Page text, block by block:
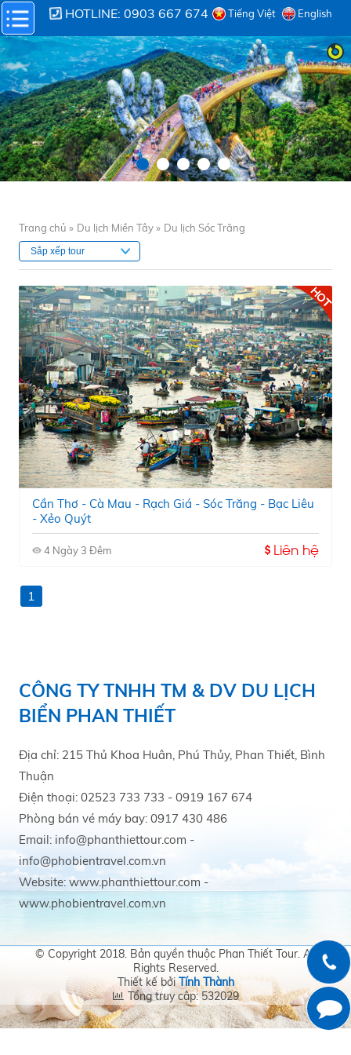
Tiếng Việt English
HOTLINE: 0903 667 674
Trang chủ » Du lịch Miền Tây » Du lịch Sóc Trăng
Cần Thơ - Cà Mau - Rạch Giá - Sóc Trăng - Bạc Liêu
- Xẻo Quýt
4 Ngày 3 Đêm Liên hệ
1
CÔNG TY TNHH TM & DV DU LỊCH
BIỂN PHAN THIẾT
Địa chỉ: 215 Thủ Khoa Huân, Phú Thủy, Phan Thiết, Bình
Thuận
Điện thoại: 02523 733 733 - 0919 167 674
Phòng bán vé máy bay: 0917 430 486
Email: info@phanthiettour.com -
info@phobientravel.com.vn
Website: www.phanthiettour.com -
www.phobientravel.com.vn
© Copyright 2018. Bản quyền thuộc Phan Thiết Tour. All
Rights Reserved.
Thiết kế bởiTính Thành
Tổng truy cập: 532029